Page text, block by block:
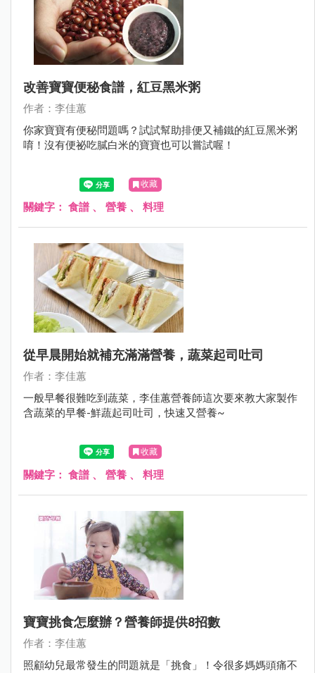
改善寶寶便秘食譜，紅豆黑米粥
作者：李佳蕙
你家寶寶有便秘問題嗎？試試幫助排便又補鐵的紅豆黑米粥
唷！沒有便祕吃膩白米的寶寶也可以嘗試喔！
收藏
關鍵字： 食譜 、 營養 、 料理
從早晨開始就補充滿滿營養，蔬菜起司吐司
作者：李佳蕙
一般早餐很難吃到蔬菜，李佳蕙營養師這次要來教大家製作
含蔬菜的早餐-鮮蔬起司吐司，快速又營養~
收藏
關鍵字： 食譜 、 營養 、 料理
寶寶挑食怎麼辦？營養師提供8招數
作者：李佳蕙
照顧幼兒最常發生的問題就是「挑食」！令很多媽媽頭痛不